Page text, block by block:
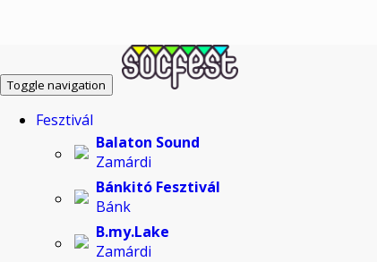
Toggle navigation
Fesztivál
Balaton Sound
Zamárdi
Bánkitó Fesztivál
Bánk
B.my.Lake
Zamárdi